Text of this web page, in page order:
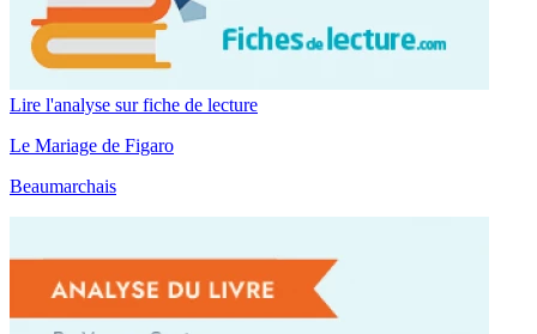
Lire l'analyse sur fiche de lecture
Le Mariage de Figaro
Beaumarchais